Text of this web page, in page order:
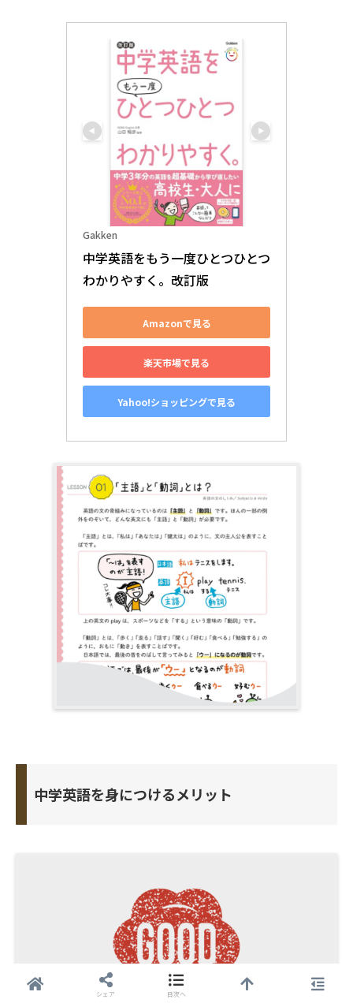
Gakken
中学英語をもう一度ひとつひとつ
わかりやすく。改訂版
Amazonで見る
楽天市場で見る
Yahoo!ショッピングで見る
中学英語を身につけるメリット
シェア 目次へ